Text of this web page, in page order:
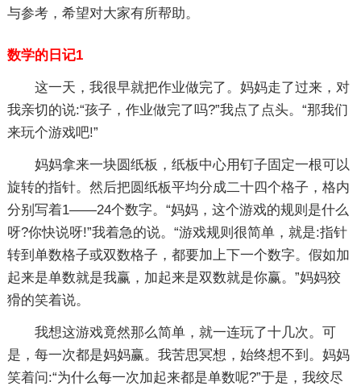
与参考，希望对大家有所帮助。
数学的日记1
这一天，我很早就把作业做完了。妈妈走了过来，对
我亲切的说:“孩子，作业做完了吗?”我点了点头。“那我们
来玩个游戏吧!”
妈妈拿来一块圆纸板，纸板中心用钉子固定一根可以
旋转的指针。然后把圆纸板平均分成二十四个格子，格内
分别写着1——24个数字。“妈妈，这个游戏的规则是什么
呀?你快说呀!”我着急的说。“游戏规则很简单，就是:指针
转到单数格子或双数格子，都要加上下一个数字。假如加
起来是单数就是我赢，加起来是双数就是你赢。”妈妈狡
猾的笑着说。
我想这游戏竟然那么简单，就一连玩了十几次。可
是，每一次都是妈妈赢。我苦思冥想，始终想不到。妈妈
笑着问:“为什么每一次加起来都是单数呢?”于是，我绞尽